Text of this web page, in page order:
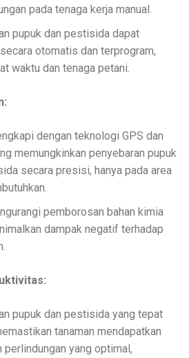
pada tenaga kerja manual.
pupuk dan pestisida dapat
otomatis dan terprogram,
waktu dan tenaga petani.
dengan teknologi GPS dan
memungkinkan penyebaran pupuk
secara presisi, hanya pada area
pemborosan bahan kimia
dampak negatif terhadap
pupuk dan pestisida yang tepat
tanaman mendapatkan
perlindungan yang optimal,